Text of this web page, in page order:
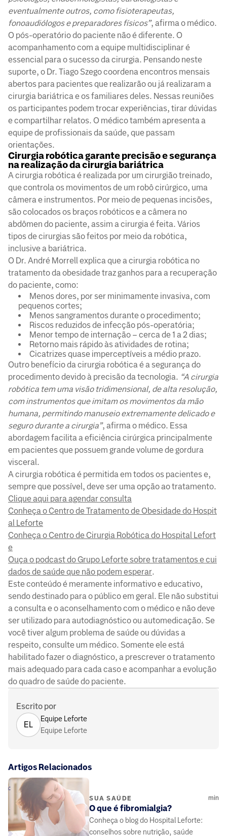
eventualmente outros, como fisioterapeutas,
fonoaudiólogos e preparadores físicos”, afirma o médico.
O pós-operatório do paciente não é diferente. O
acompanhamento com a equipe multidisciplinar é
essencial para o sucesso da cirurgia. Pensando neste
suporte, o Dr. Tiago Szego coordena encontros mensais
abertos para pacientes que realizarão ou já realizaram a
cirurgia bariátrica e os familiares deles. Nessas reuniões
os participantes podem trocar experiências, tirar dúvidas
e compartilhar relatos. O médico também apresenta a
equipe de profissionais da saúde, que passam
orientações.
Cirurgia robótica garante precisão e segurança
na realização da cirurgia bariátrica
A cirurgia robótica é realizada por um cirurgião treinado,
que controla os movimentos de um robô cirúrgico, uma
câmera e instrumentos. Por meio de pequenas incisões,
são colocados os braços robóticos e a câmera no
abdômen do paciente, assim a cirurgia é feita. Vários
tipos de cirurgias são feitos por meio da robótica,
inclusive a bariátrica.
O Dr. André Morrell explica que a cirurgia robótica no
tratamento da obesidade traz ganhos para a recuperação
do paciente, como:
Menos dores, por ser minimamente invasiva, com
pequenos cortes;
Menos sangramentos durante o procedimento;
Riscos reduzidos de infecção pós-operatória;
Menor tempo de internação – cerca de 1 a 2 dias;
Retorno mais rápido às atividades de rotina;
Cicatrizes quase imperceptíveis a médio prazo.
Outro benefício da cirurgia robótica é a segurança do
procedimento devido à precisão da tecnologia. “A cirurgia
robótica tem uma visão tridimensional, de alta resolução,
com instrumentos que imitam os movimentos da mão
humana, permitindo manuseio extremamente delicado e
seguro durante a cirurgia”, afirma o médico. Essa
abordagem facilita a eficiência cirúrgica principalmente
em pacientes que possuem grande volume de gordura
visceral.
A cirurgia robótica é permitida em todos os pacientes e,
sempre que possível, deve ser uma opção ao tratamento.
Clique aqui para agendar consulta
Conheça o Centro de Tratamento de Obesidade do Hospit
al Leforte
Conheça o Centro de Cirurgia Robótica do Hospital Lefort
e
Ouça o podcast do Grupo Leforte sobre tratamentos e cui
dados de saúde que não podem esperar.
Este conteúdo é meramente informativo e educativo,
sendo destinado para o público em geral. Ele não substitui
a consulta e o aconselhamento com o médico e não deve
ser utilizado para autodiagnóstico ou automedicação. Se
você tiver algum problema de saúde ou dúvidas a
respeito, consulte um médico. Somente ele está
habilitado fazer o diagnóstico, a prescrever o tratamento
mais adequado para cada caso e acompanhar a evolução
do quadro de saúde do paciente.
Escrito por
EL
Equipe Leforte
Equipe Leforte
Artigos Relacionados
SUA SAÚDE min
O que é fibromialgia?
Conheça o blog do Hospital Leforte:
conselhos sobre nutrição, saúde